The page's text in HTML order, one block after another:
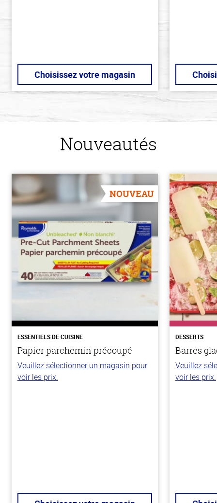
Choisissez votre magasin
Nouveautés
NOUVEAU
ESSENTIELS DE CUISINE
Papier parchemin précoupé
Veuillez sélectionner un magasin pour
voir les prix.
DESSERTS
Barres
Veuillez
voir les prix.